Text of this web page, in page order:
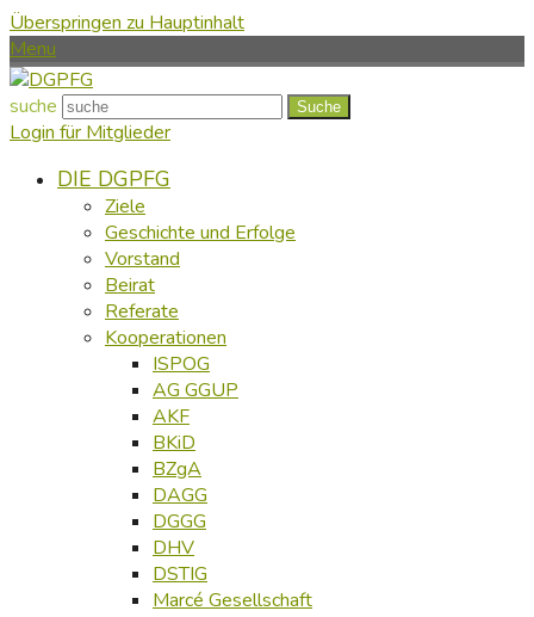
Überspringen zu Hauptinhalt
Menu
suche Suche
Login für Mitglieder
DIE DGPFG
Ziele
Geschichte und Erfolge
Vorstand
Beirat
Referate
Kooperationen
ISPOG
AG GGUP
AKF
BKiD
BZgA
DAGG
DGGG
DHV
DSTIG
Marcé Gesellschaft